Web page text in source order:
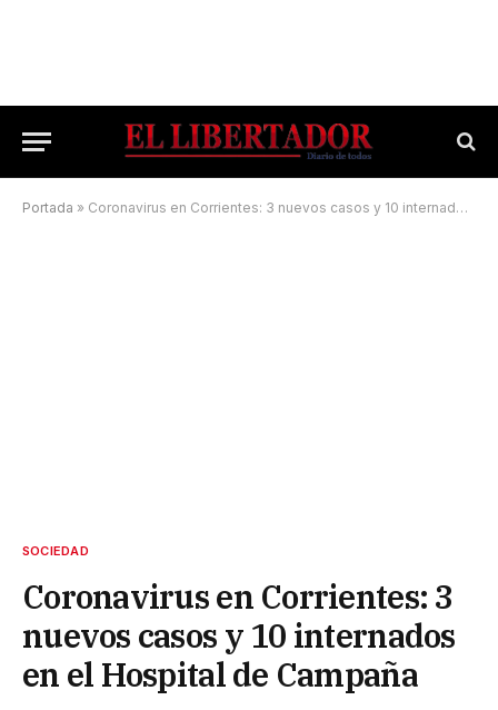
Portada » Coronavirus en Corrientes: 3 nuevos casos y 10 internados en el Hospital de Campaña
SOCIEDAD
Coronavirus en Corrientes: 3
nuevos casos y 10 internados
en el Hospital de Campaña